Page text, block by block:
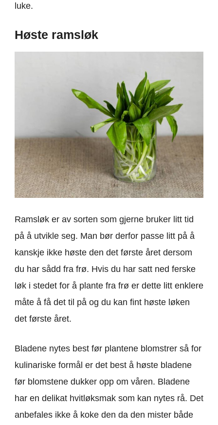
luke.
Høste ramsløk
Ramsløk er av sorten som gjerne bruker litt tid
på å utvikle seg. Man bør derfor passe litt på å
kanskje ikke høste den det første året dersom
du har sådd fra frø. Hvis du har satt ned ferske
løk i stedet for å plante fra frø er dette litt enklere
måte å få det til på og du kan fint høste løken
det første året.
Bladene nytes best før plantene blomstrer så for
kulinariske formål er det best å høste bladene
før blomstene dukker opp om våren. Bladene
har en delikat hvitløksmak som kan nytes rå. Det
anbefales ikke å koke den da den mister både